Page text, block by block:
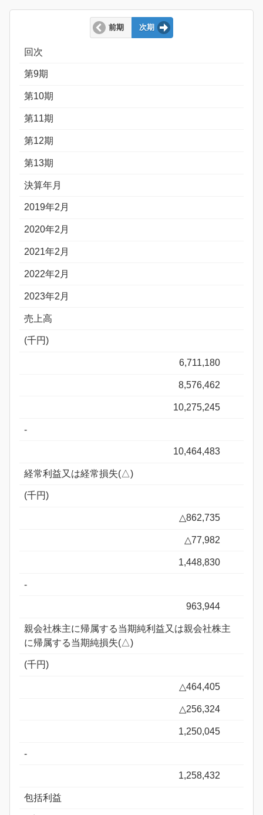
前期 次期
回次
第9期
第10期
第11期
第12期
第13期
決算年月
2019年2月
2020年2月
2021年2月
2022年2月
2023年2月
売上高
(千円)
6,711,180
8,576,462
10,275,245
-
10,464,483
経常利益又は経常損失(△)
(千円)
△862,735
△77,982
1,448,830
-
963,944
親会社株主に帰属する当期純利益又は親会社株主
に帰属する当期純損失(△)
(千円)
△464,405
△256,324
1,250,045
-
1,258,432
包括利益